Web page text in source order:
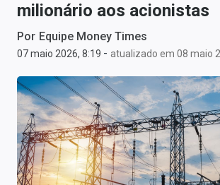
Anuncie
Últimas Notícias
Newsletters
Cotações
Comprar ou vender?
Carteiras Recomendadas
milionário aos acionistas
Por Equipe Money Times
07 maio 2026, 8:19 - atualizado em 08 maio